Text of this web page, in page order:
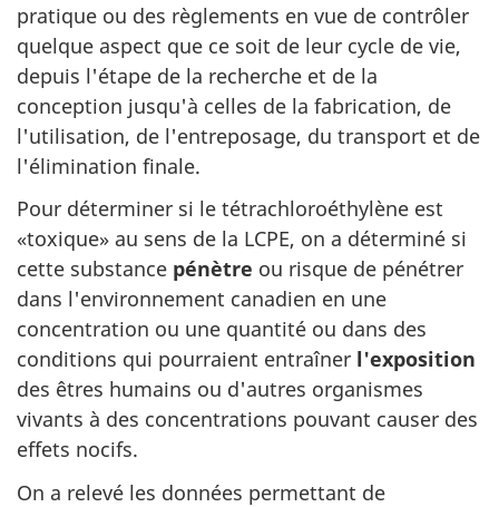
pratique ou des règlements en vue de contrôler
quelque aspect que ce soit de leur cycle de vie,
depuis l'étape de la recherche et de la
conception jusqu'à celles de la fabrication, de
l'utilisation, de l'entreposage, du transport et de
l'élimination finale.
Pour déterminer si le tétrachloroéthylène est
«toxique» au sens de la LCPE, on a déterminé si
cette substance pénètre ou risque de pénétrer
dans l'environnement canadien en une
concentration ou une quantité ou dans des
conditions qui pourraient entraîner l'exposition
des êtres humains ou d'autres organismes
vivants à des concentrations pouvant causer des
effets nocifs.
On a relevé les données permettant de